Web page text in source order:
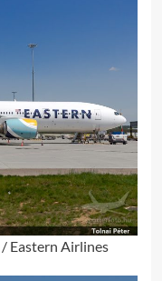
Eastern Airlines